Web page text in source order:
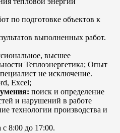
по подготовке объектов к
выполненных работ.
высшее
Теплоэнергетика; Опыт
не исключение.
Excel;
поиск и определение
и нарушений в работе
технологии производства и
8:00 до 17:00.